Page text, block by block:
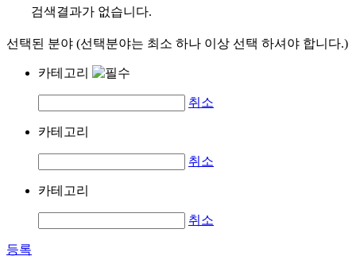
검색결과가 없습니다.
선택된 분야 (선택분야는 최소 하나 이상 선택 하셔야 합니다.)
카테고리
취소
카테고리
취소
카테고리
취소
등록